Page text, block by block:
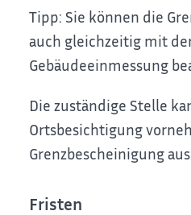
Tipp: Sie können die
auch gleichzeitig mit
Gebäudeeinmessung
Die zuständige Stelle
Ortsbesichtigung
Grenzbescheinigung
Fristen